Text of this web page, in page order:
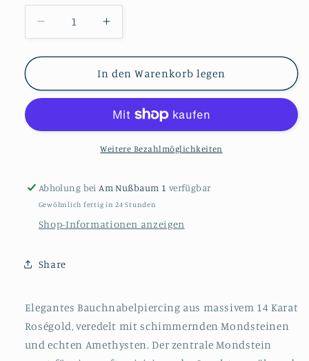
Verringere
die
Menge
Alissa
Erhöhe
die
Menge
für
Alissa
In den Warenkorb legen
Weitere Bezahlmöglichkeiten
Abholung bei Am Nußbaum 1 verfügbar
Gewöhnlich fertig in 24 Stunden
Shop-Informationen anzeigen
Share
Elegantes Bauchnabelpiercing aus massivem 14 Karat
Roségold, veredelt mit schimmernden Mondsteinen
und echten Amethysten. Der zentrale Mondstein